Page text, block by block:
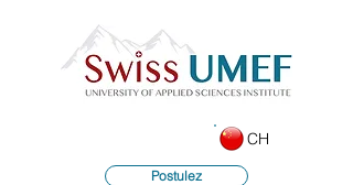
Postulez
CH